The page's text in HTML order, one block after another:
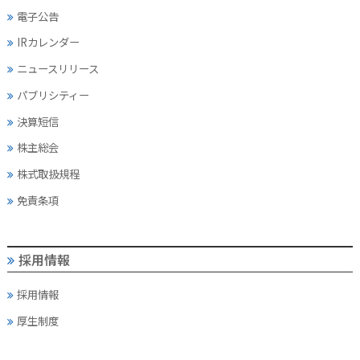
電子公告
IRカレンダー
ニュースリリース
パブリシティー
決算短信
株主総会
株式取扱規程
免責条項
採用情報
採用情報
厚生制度